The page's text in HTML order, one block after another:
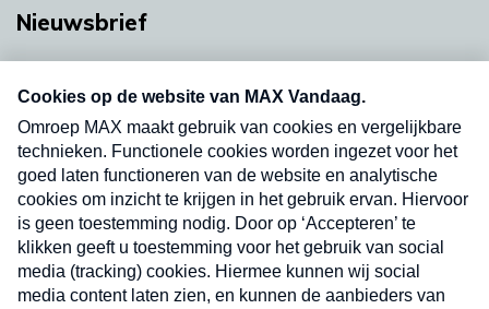
Nieuwsbrief
nieuwsbrief. Elke vrijdag- en dinsdagochtend in
uw mailbox.
Verzend